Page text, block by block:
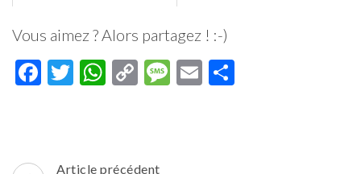
Vous aimez ? Alors partagez ! :-)
Facebook
Twitter
WhatsApp
CopyMessage
Email
Article précédent